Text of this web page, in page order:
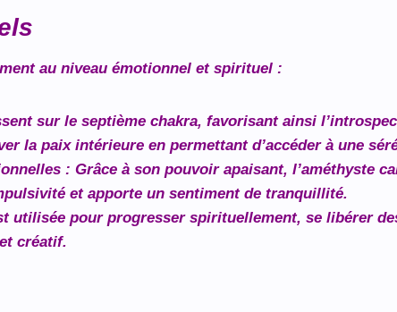
au niveau émotionnel et spirituel :
sur le septième chakra, favorisant ainsi
la paix intérieure en permettant d’accéder à une
: Grâce à son pouvoir apaisant, l’améthyste
et apporte un sentiment de tranquillité.
utilisée pour progresser spirituellement, se libérer
créatif.